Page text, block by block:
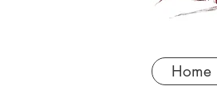
Home